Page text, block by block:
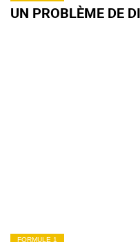
UN PROBLÈME DE
FORMULE 1